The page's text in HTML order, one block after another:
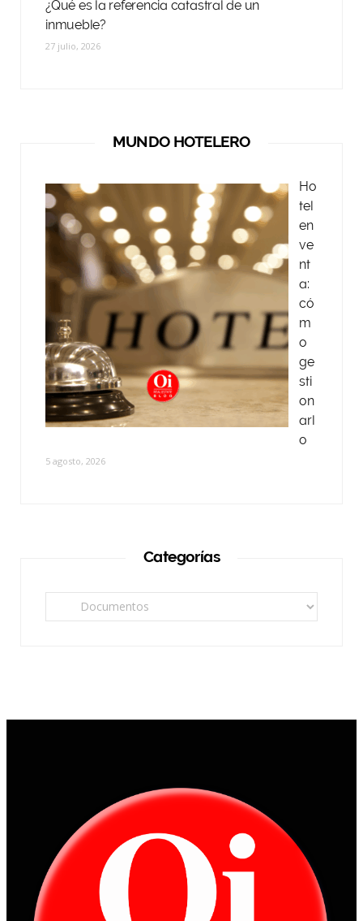
¿Qué es la referencia catastral de un
inmueble?
27 julio, 2026
MUNDO HOTELERO
Ho
tel
en
ve
nt
a:
có
m
o
ge
sti
on
arl
o
5 agosto, 2026
Categorías
Categorías